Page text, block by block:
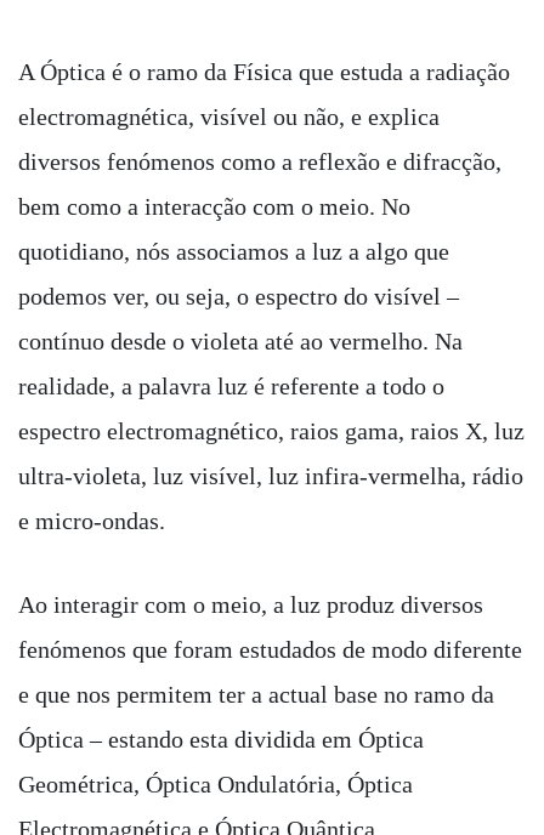
A Óptica é o ramo da Física que estuda a radiação
electromagnética, visível ou não, e explica
diversos fenómenos como a reflexão e difracção,
bem como a interacção com o meio. No
quotidiano, nós associamos a luz a algo que
podemos ver, ou seja, o espectro do visível –
contínuo desde o violeta até ao vermelho. Na
realidade, a palavra luz é referente a todo o
espectro electromagnético, raios gama, raios X, luz
ultra-violeta, luz visível, luz infira-vermelha, rádio
e micro-ondas.
Ao interagir com o meio, a luz produz diversos
fenómenos que foram estudados de modo diferente
e que nos permitem ter a actual base no ramo da
Óptica – estando esta dividida em Óptica
Geométrica, Óptica Ondulatória, Óptica
Electromagnética e Óptica Quântica.